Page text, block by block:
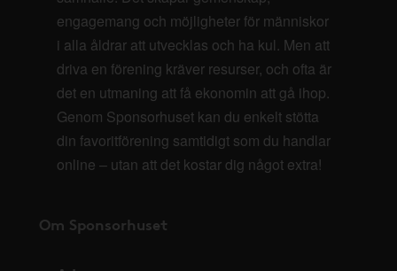
engagemang och möjligheter för människor
i alla åldrar att utvecklas och ha kul. Men att
driva en förening kräver resurser, och ofta är
det en utmaning att få ekonomin att gå ihop.
Genom Sponsorhuset kan du enkelt stötta
din favoritförening samtidigt som du handlar
online – utan att det kostar dig något extra!
Om Sponsorhuset